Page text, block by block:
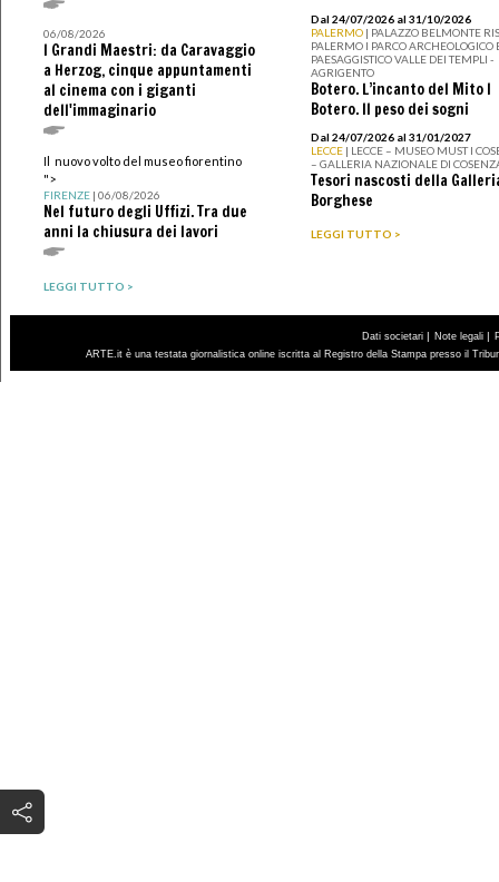
06/08/2026
I Grandi Maestri: da Caravaggio
a Herzog, cinque appuntamenti
al cinema con i giganti
dell'immaginario
Il nuovo volto del museo fiorentino
">
FIRENZE| 06/08/2026
Nel futuro degli Uffizi. Tra due
anni la chiusura dei lavori
LEGGI TUTTO >
Dal 24/07/2026 al 31/10/2026
PALERMO | PALAZZO BELMONTE
PALERMO I PARCO ARCHEOLOGICO
PAESAGGISTICO VALLE DEI TEMPLI -
AGRIGENTO
Botero. L’incanto del Mito I
Botero. Il peso dei sogni
Dal 24/07/2026 al 31/01/2027
LECCE | LECCE – MUSEO MUST I
– GALLERIA NAZIONALE DI
Tesori nascosti della
Borghese
LEGGI TUTTO >
Dati societari | Note legali |
ARTE.it è una testata giornalistica online iscritta al Registro della Stampa presso il